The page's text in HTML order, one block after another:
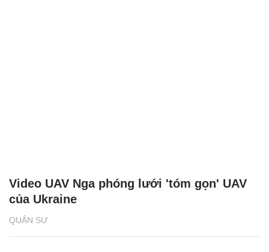
QUÂN SỰ
Video UAV Nga phóng lưới 'tóm gọn' UAV
của Ukraine